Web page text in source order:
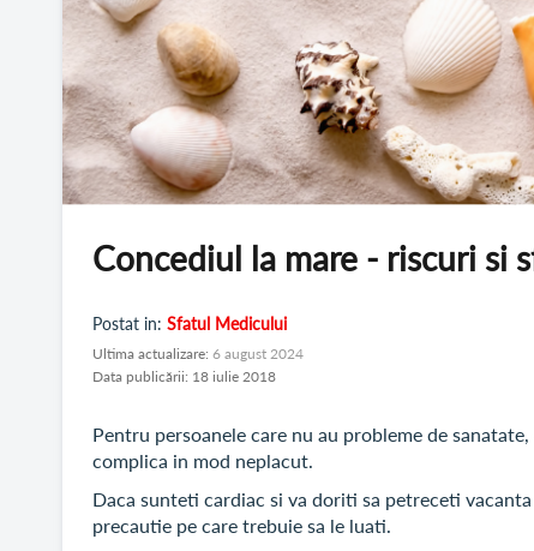
Concediul la mare - riscuri si
Postat in: Sfatul Medicului
Data publicării: 18 iulie 2018
Ultima actualizare: 6 august 2024
Pentru persoanele care nu au probleme de
complica in mod neplacut.
Daca sunteti cardiac si va doriti sa petreceti
precautie pe care trebuie sa le luati.